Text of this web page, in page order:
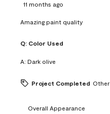
11 months ago
Amazing paint quality
Q: Color Used
A: Dark olive
Project Completed Other
Overall Appearance